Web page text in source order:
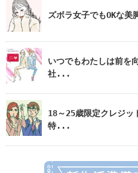
ズボラ女子でもOKな美
いつでもわたしは前を
社...
18～25歳限定クレジッ
特...